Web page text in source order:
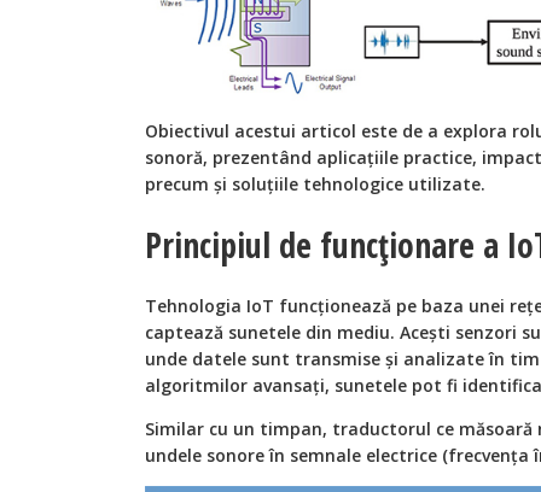
Obiectivul acestui articol este de a explora
sonoră, prezentând aplicațiile practice,
precum și soluțiile tehnologice utilizate.
Principiul de funcționare a
Tehnologia IoT funcționează pe baza unei
captează sunetele din mediu. Acești senzori
unde datele sunt transmise și analizate în
algoritmilor avansați, sunetele pot fi
Similar cu un timpan, traductorul ce
undele sonore în semnale electrice (frecvența